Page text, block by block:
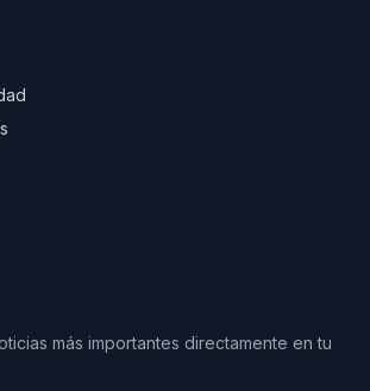
más importantes directamente en tu